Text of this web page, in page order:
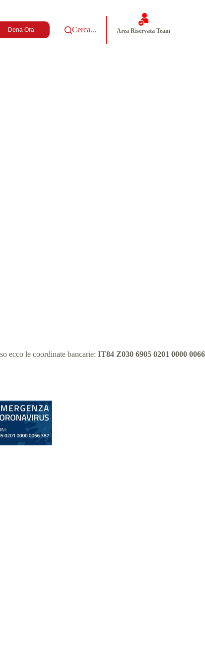
Dona Ora Cerca... Area Riservata Team
ecco le coordinate bancarie: IT84 Z030 6905 0201 0000 0066